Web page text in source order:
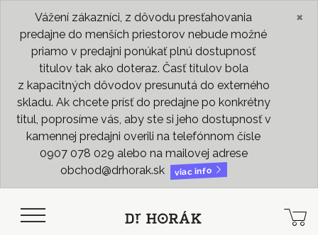
Vážení zákazníci, z dôvodu presťahovania
predajne do menších priestorov nebude možné
priamo v predajni ponúkať plnú dostupnosť
titulov tak ako doteraz. Časť titulov bola
z kapacitných dôvodov presunutá do externého
skladu. Ak chcete prísť do predajne po konkrétny
titul, poprosíme vás, aby ste si jeho dostupnosť v
kamennej predajni overili na telefónnom čísle
0907 078 029 alebo na mailovej adrese
obchod@drhorak.sk
viac info
×